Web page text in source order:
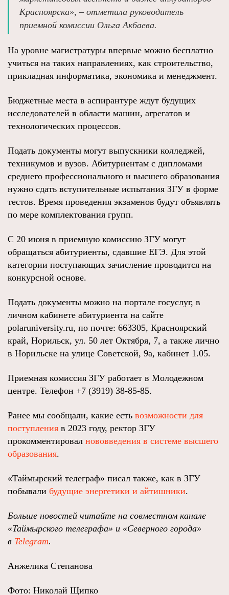
Красноярска», – отметила руководитель
приемной комиссии Ольга Акбаева.
На уровне магистратуры впервые можно бесплатно
учиться на таких направлениях, как строительство,
прикладная информатика, экономика и менеджмент.
Бюджетные места в аспирантуре ждут будущих
исследователей в области машин, агрегатов и
технологических процессов.
Подать документы могут выпускники колледжей,
техникумов и вузов. Абитуриентам с дипломами
среднего профессионального и высшего образования
нужно сдать вступительные испытания ЗГУ в форме
тестов. Время проведения экзаменов будут объявлять
по мере комплектования групп.
С 20 июня в приемную комиссию ЗГУ могут
обращаться абитуриенты, сдавшие ЕГЭ. Для этой
категории поступающих зачисление проводится на
конкурсной основе.
Подать документы можно на портале госуслуг, в
личном кабинете абитуриента на сайте
polaruniversity.ru, по почте: 663305, Красноярский
край, Норильск, ул. 50 лет Октября, 7, а также лично
в Норильске на улице Советской, 9а, кабинет 1.05.
Приемная комиссия ЗГУ работает в Молодежном
центре. Телефон +7 (3919) 38-85-85.
Ранее мы сообщали, какие есть возможности для
поступления в 2023 году, ректор ЗГУ
прокомментировал нововведения в системе высшего
образования.
«Таймырский телеграф» писал также, как в ЗГУ
побывали будущие энергетики и айтишники.
Больше новостей читайте на совместном канале
«Таймырского телеграфа» и «Северного города»
в Telegram.
Анжелика Степанова
Фото: Николай Щипко